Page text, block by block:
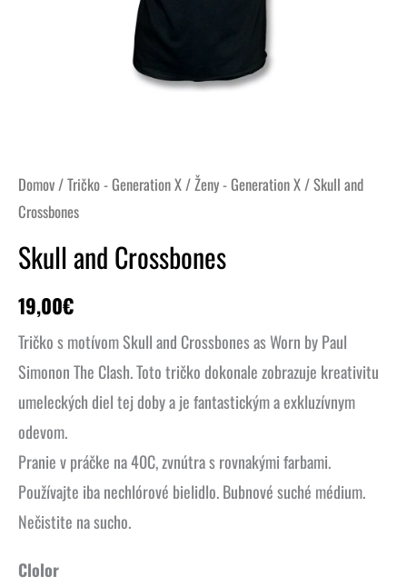
Domov/Tričko - Generation X/Ženy - Generation X/ Skull and
Crossbones
Skull and Crossbones
19,00€
Tričko s motívom Skull and Crossbones as Worn by Paul
Simonon The Clash.Toto tričko dokonale zobrazuje kreativitu
umeleckých diel tej doby a je fantastickým a exkluzívnym
odevom.
Pranie v práčke na 40C, zvnútra s rovnakými farbami.
Používajte iba nechlórové bielidlo.Bubnové suché médium.
Nečistite na sucho.
Clolor